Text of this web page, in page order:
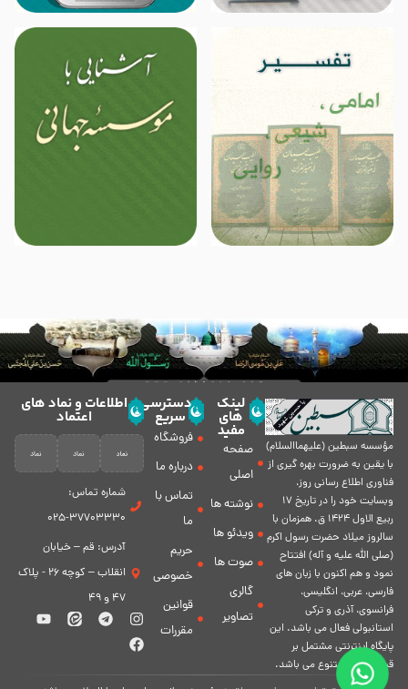
مؤسسه سبطين (عليهماالسلام)
با يقين به ضرورت بهره گیرى از
فناورى اطلاع رسانى روز،
وبسایت خود را در تاريخ 17
ربيع الاول 1424 ق. همزمان با
سالروز ميلاد حضرت رسول اكرم
(صلی الله علیه و آله) افتتاح
نمود و هم اكنون با زبان های
فارسی، عربى، انگلیسی،
فرانسوی، آذری و ترکی
استانبولی فعال مى باشد. اين
پايگاه اينترنتى مشتمل بر
قسمت هاى متنوع مى باشد.
لینک
های
مفید
صفحه
اصلی
نوشته ها
ویدئو ها
صوت ها
گالری
تصاویر
دسترسی
سریع
فروشگاه
درباره ما
تماس با
ما
حریم
خصوصی
قوانین
مقررات
اطلاعات و نماد های
اعتماد
شماره تماس:
37703330-025
آدرس: قم – خیابان
انقلاب – کوچه 26 - پلاک
47 و 49